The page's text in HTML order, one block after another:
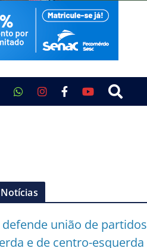
defende união de partidos
e de centro-esquerda